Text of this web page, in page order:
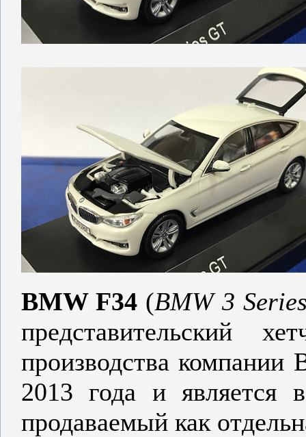
BMW F34 (BMW 3
представительский
производства
2013 года и является
продаваемый как